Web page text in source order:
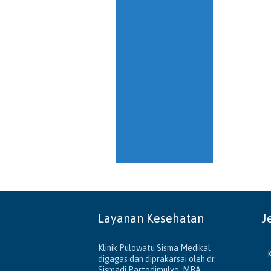
Layanan Kesehatan
Klinik Pulowatu Sisma Medikal
digagas dan diprakarsai oleh dr.